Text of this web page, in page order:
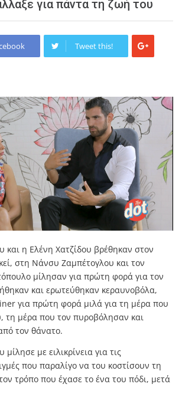
για πάντα τη ζωή του
Tweet this!
και η Ελένη Χατζίδου βρέθηκαν στον
στη Νάνσυ Ζαμπέτογλου και τον
μίλησαν για πρώτη φορά για τον
και ερωτεύθηκαν κεραυνοβόλα,
για πρώτη φορά μιλά για τη μέρα που
τη μέρα που τον πυροβόλησαν και
τον θάνατο.
με ειλικρίνεια για τις
που παραλίγο να του κοστίσουν τη
τρόπο που έχασε το ένα του πόδι, μετά